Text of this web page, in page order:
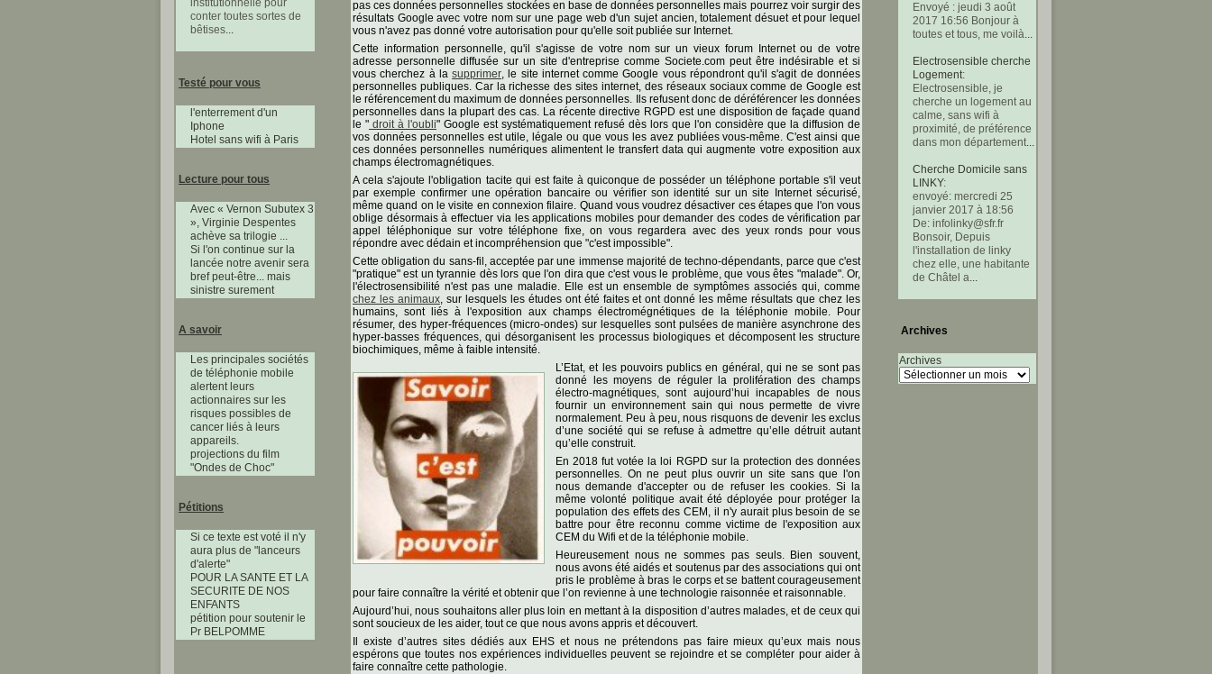
institutionnelle pour
conter toutes sortes de
bêtises...
Testé pour vous
l'enterrement d'un
Iphone
Hotel sans wifi à Paris
Lecture pour tous
Avec « Vernon Subutex 3
», Virginie Despentes
achève sa trilogie ...
Si l'on continue sur la
lancée notre avenir sera
bref peut-être... mais
sinistre surement
A savoir
Les principales sociétés
de téléphonie mobile
alertent leurs
actionnaires sur les
risques possibles de
cancer liés à leurs
appareils.
projections du film
"Ondes de Choc"
Pétitions
Si ce texte est voté il n'y
aura plus de "lanceurs
d'alerte"
POUR LA SANTE ET LA
SECURITE DE NOS
ENFANTS
pétition pour soutenir le
Pr BELPOMME
pas ces données personnelles stockées en base de données personnelles mais pourrez voir surgir des
résultats Google avec votre nom sur une page web d'un sujet ancien, totalement désuet et pour lequel
vous n'avez pas donné votre autorisation pour qu'elle soit publiée sur Internet.
Cette information personnelle, qu'il s'agisse de votre nom sur un vieux forum Internet ou de votre
adresse personnelle diffusée sur un site d'entreprise comme Societe.com peut être indésirable et si
vous cherchez à lasupprimer , le site internet comme Google vous répondront qu'il s'agit de données
personnelles publiques. Car la richesse des sites internet, des réseaux sociaux comme de Google est
le référencement du maximum de données personnelles. Ils refusent donc de déréférencer les données
personnelles dans la plupart des cas. La récente directive RGPD est une disposition de façade quand
le " droit à l'oubli" Google est systématiquement refusé dès lors que l'on considère que la diffusion de
vos données personnelles est utile, légale ou que vous les avez publiées vous-même. C'est ainsi que
ces données personnelles numériques alimentent le transfert data qui augmente votre exposition aux
champs électromagnétiques.
A cela s'ajoute l'obligation tacite qui est faite à quiconque de posséder un téléphone portable s'il veut
par exemple confirmer une opération bancaire ou vérifier son identité sur un site Internet sécurisé,
même quand on le visite en connexion filaire. Quand vous voudrez désactiver ces étapes que l'on vous
oblige désormais à effectuer via les applications mobiles pour demander des codes de vérification par
appel téléphonique sur votre téléphone fixe, on vous regardera avec des yeux ronds pour vous
répondre avec dédain et incompréhension que "c'est impossible".
Cette obligation du sans-fil, acceptée par une immense majorité de techno-dépendants, parce que c'est
"pratique" est un tyrannie dès lors que l'on dira que c'est vous le problème, que vous êtes "malade". Or,
l'électrosensibilité n'est pas une maladie. Elle est un ensemble de symptômes associés qui, comme
chez les animaux, sur lesquels les études ont été faites et ont donné les même résultats que chez les
humains, sont liés à l'exposition aux champs électromégnétiques de la téléphonie mobile. Pour
résumer, des hyper-fréquences (micro-ondes) sur lesquelles sont pulsées de manière asynchrone des
hyper-basses fréquences, qui désorganisent les processus biologiques et décomposent les structure
biochimiques, même à faible intensité.
L’Etat, et les pouvoirs publics en général, qui ne se sont pas
donné les moyens de réguler la prolifération des champs
électro-magnétiques, sont aujourd’hui incapables de nous
fournir un environnement sain qui nous permette de vivre
normalement. Peu à peu, nous risquons de devenir les exclus
d’une société qui se refuse à admettre qu’elle détruit autant
qu’elle construit.
En 2018 fut votée la loi RGPD sur la protection des données
personnelles. On ne peut plus ouvrir un site sans que l'on
nous demande d'accepter ou de refuser les cookies. Si la
même volonté politique avait été déployée pour protéger la
population des effets des CEM, il n'y aurait plus besoin de se
battre pour être reconnu comme victime de l'exposition aux
CEM du Wifi et de la téléphonie mobile.
Heureusement nous ne sommes pas seuls. Bien souvent,
nous avons été aidés et soutenus par des associations qui ont
pris le problème à bras le corps et se battent courageusement
pour faire connaître la vérité et obtenir que l’on revienne à une technologie raisonnée et raisonnable.
Aujourd’hui, nous souhaitons aller plus loin en mettant à la disposition d’autres malades, et de ceux qui
sont soucieux de les aider, tout ce que nous avons appris et découvert.
Il existe d’autres sites dédiés aux EHS et nous ne prétendons pas faire mieux qu’eux mais nous
espérons que toutes nos expériences individuelles peuvent se rejoindre et se compléter pour aider à
faire connaître cette pathologie.
Envoyé : jeudi 3 août
2017 16:56 Bonjour à
toutes et tous, me voilà...
Electrosensible cherche
Logement:
Electrosensible, je
cherche un logement au
calme, sans wifi à
proximité, de préférence
dans mon département...
Cherche Domicile sans
LINKY:
envoyé: mercredi 25
janvier 2017 à 18:56
De: infolinky@sfr.fr ‌
Bonsoir, Depuis
l'installation de linky
chez elle, une habitante
de Châtel a...
Archives
Archives